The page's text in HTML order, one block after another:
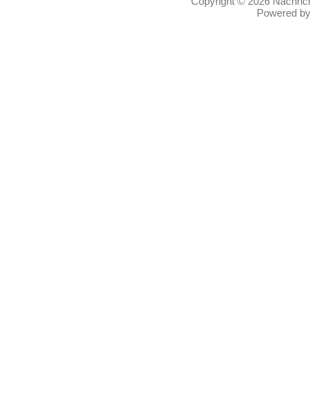
Powered